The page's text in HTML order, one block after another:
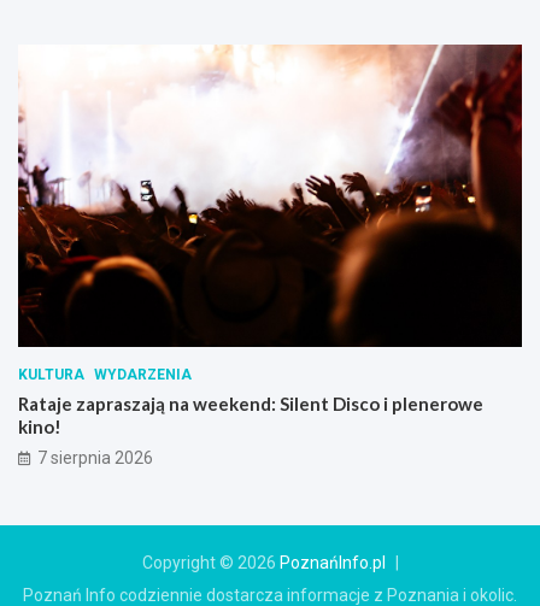
KULTURA WYDARZENIA
Rataje zapraszają na weekend: Silent Disco i plenerowe
kino!
7 sierpnia 2026
Copyright © 2026 PoznańInfo.pl
Poznań Info codziennie dostarcza informacje z Poznania i okolic.